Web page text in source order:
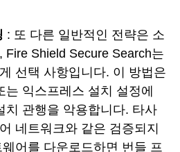
: 또 다른 일반적인 전략은 소
Fire Shield Secure Search는
선택 사항입니다. 이 방법은
는 익스프레스 설치 설정에
치 관행을 악용합니다. 타사
네트워크와 같은 검증되지
어를 다운로드하면 번들 프